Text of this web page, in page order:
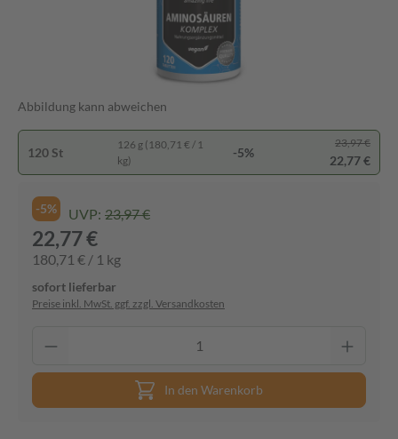
Abbildung kann abweichen
120 St
126 g (180,71 € / 1
kg)
-5%
23,97 €
22,77 €
-5% UVP: 23,97 €
22,77 €
180,71 € / 1 kg
sofort lieferbar
Preise inkl. MwSt. ggf. zzgl. Versandkosten
In den Warenkorb